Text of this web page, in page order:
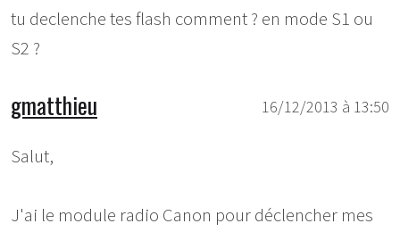
tu declenche tes flash comment ? en mode S1 ou
S2 ?
16/12/2013 à 13:50
gmatthieu
Salut,
J'ai le module radio Canon pour déclencher mes